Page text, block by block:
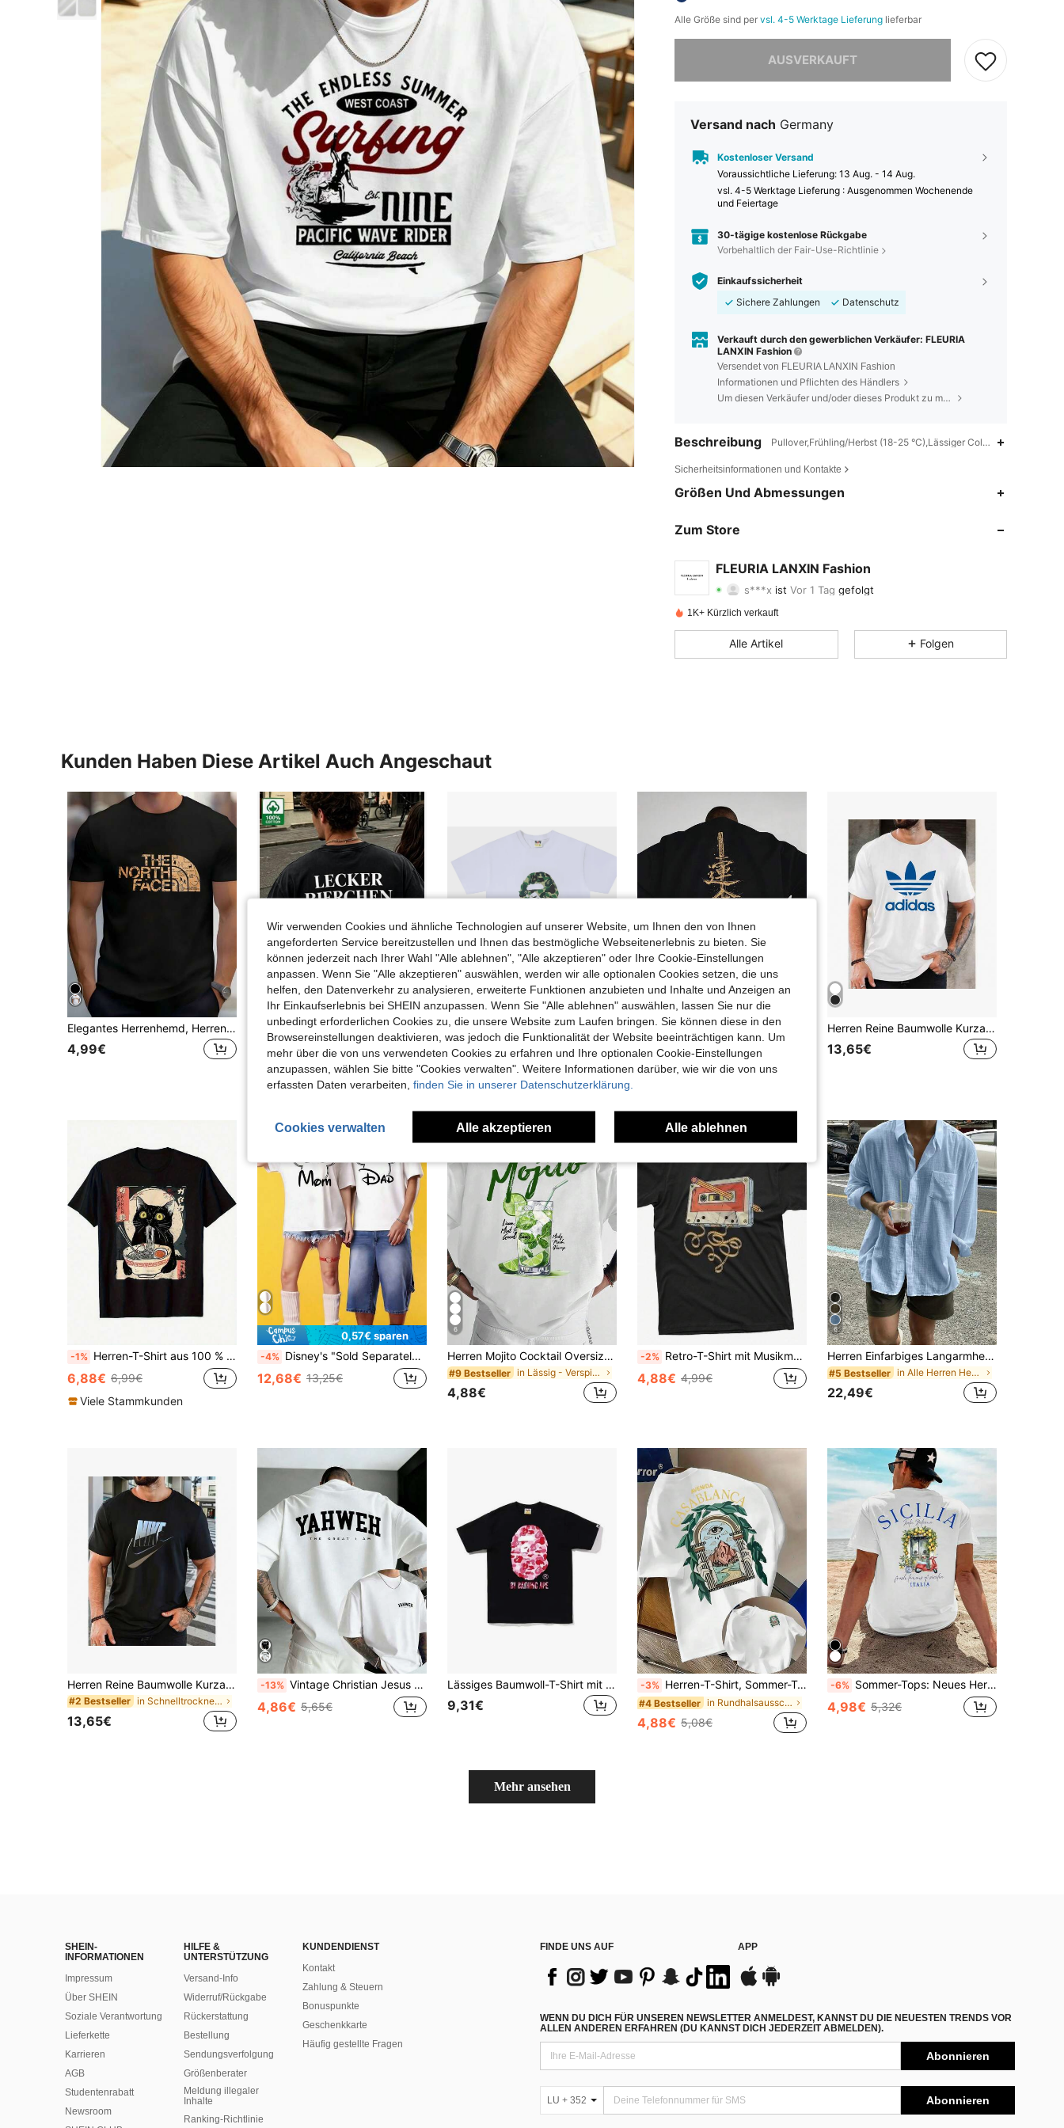
Alle Größe sind per vsl. 4-5 Werktage Lieferung lieferbar
AUSVERKAUFT
Versand nach Germany
Kostenloser Versand
Voraussichtliche Lieferung: 13 Aug. - 14 Aug.
vsl. 4-5 Werktage Lieferung : Ausgenommen Wochenende
und Feiertage
30-tägige kostenlose Rückgabe
Vorbehaltlich der Fair-Use-Richtlinie
Einkaufssicherheit
Sichere Zahlungen
Datenschutz
Verkauft durch den gewerblichen Verkäufer: FLEURIA
LANXIN Fashion
Versendet von FLEURIA LANXIN Fashion
Informationen und Pflichten des Händlers
Um diesen Verkäufer und/oder dieses Produkt zu melden
Beschreibung Pullover,Frühling/Herbst (18-25 °C),Lässiger College-Stil
Sicherheitsinformationen und Kontakte
Größen Und Abmessungen
Zum Store
FLEURIA LANXIN Fashion
4,66
4,66 Bewertung 621Artikel 83
4,66 621 83
4,66
1K+ Kürzlich verkauft
Alle Artikel Folgen
Kunden Haben Diese Artikel Auch Angeschaut
Elegantes Herrenhemd, Herrenoberteile, T-Shirt, Sommeroutfit, Damen-Sommeroutfit, Herrenhemd, Herren-Sommeroutfit, Herren-T-Shirt
4,99€
-13% Vintage-Herrenhemd aus gewaschener Baumwolle mit kurzen Ärmeln und Rundhalsausschnitt, Retro-Streetstyle, geeignet für Freizeit, Sport und Ausgehen, Sommeroberteil
#8 Bestseller
4,89€ 5,65€
Unisex-T-Shirt minimalistischer Campus-Stil 2026 B.A.P.E. Camouflage-Kontur einfarbig bequem Porträt Y2K T-Shirt 100 % Baumwolle schönes Geschenk für Skate-Kumpels
8,03€
-1% Herren-T-Shirt aus 100 % Baumwolle (180 g/m²), bedruckt mit Samurai-Schwert und japanischem Kanji-Zeichen für "Schicksal". Atmungsaktives Strick-T-Shirt mit Rundhalsausschnitt und kurzen Ärmeln. Lässige Streetw
6,88€ 6,99€
Herren Reine Baumwolle Kurzarm T-Shirt Rundhalsausschnitt Casual Sommer atmungsaktiv weich Regular Fit Klassisch Alltags Tragen Urlaubsgeschenk für ihn Vatertag Geburtstag Jahrestag Geschenk Leicht Bequem Vielseitig Einfach zu kombinieren Unverzichtbares Kleidungsstück für den Alltag Perfekt für Outdoor-Aktivitäten Casual Ausflüge Loungewear Urlaub Täglicher Gebrauch Hochwertige natürliche Baumwollqualität hautfreundlich langanhaltend Modischer Basis T-Shirt für Herren Ideales Geschenk für Freund Ehemann Sohn Bruder männliche Freunde Bequem den ganzen Tag zu tragen Geeignet für verschiedene Anlässe
13,65€
-1% Herren-T-Shirt aus 100 % Baumwolle (180 g/m²), Vintage-Print mit japanischer schwarzer Katze beim Ramen-Essen, Rundhalsausschnitt, Kurzarm, atmungsaktives Streetwear-Top in regulärer Passform für Katzen- und An
6,88€ 6,99€
Viele Stammkunden
0,57€ sparen
-4% Disney's "Sold Separately" series of short-sleeved couple's T-shirts feature a Mickey Mouse silhouette and the words "DAD MOM" printed on the front.
12,68€ 13,25€
6
Herren Mojito Cocktail Oversized T-Shirt mit Rückendruck Limette Minze Sommergetränk Grafik Rundhalsausschnitt Kurzarm Lässig Urlaubs-Shirt
#9 Bestseller in Lässig - Verspielt & Niedlich Herren Oberteile
4,88€
-2% Retro-T-Shirt mit Musikmotiven und Abbildungen von Kassetten aus den 80er und 90er Jahren – perfekt als nostalgisches Geschenk für ein sommerliches Damenoutfit.
4,88€ 4,99€
6
Herren Einfarbiges Langarmhemd mit einer Tasche, locker geschnitten, lässig, Große Größen, geeignet für Herbst, Smart Casual
#5 Bestseller in Alle Herren Hemden
22,49€
Herren Reine Baumwolle Kurzarm T-Shirt Lässiger Alltags Sommer Tragen Atmungsaktiv Locker Sitzend Klassischer Rundhals Streetwear Basic Tee Weicher Komfortabler Stoff Urlaubsgeschenkideen Vatertags Geschenk Geburtstagsgeschenk für Ihn Leicht Strapazierfähig Leicht zu Kombinieren Kleiderschrank Essentiell Herren Bekleidung Geeignet für Outdoor Aktivitäten Hauskleidung Treffen mit Freunden Tägliches Outfit Oberteil
#2 Bestseller in Schnelltrocknend Herren Oberteile
13,65€
-13% Vintage Christian Jesus T-Shirt, Religious God Yahweh Faith Doppelseitig Bedruckt, 220g 100% Baumwolle Loose Fit Bible Verses Unisex
4,86€ 5,65€
Lässiges Baumwoll-T-Shirt mit Rundhalsausschnitt, Pink Camo Ape Head, glattes Kurzarm-Oberteil mit klarem, nicht verblassendem Grafikdruck
9,31€
-3% Herren-T-Shirt, Sommer-Tops mit Buchstabenprint, lässiges Herren-T-Shirt – modisches, doppelseitiges Grafik-T-Shirt, bequemes Polyestergewebe, Rundhalsausschnitt, Streetwear
#4 Bestseller in Rundhalsausschnitt Herren T-Shirts
4,88€ 5,08€
-6% Sommer-Tops: Neues Herren-T-Shirt aus reiner Baumwolle mit Rundhalsausschnitt und kurzem Arm, mit Sizilianischem Zitronen-Print, für Strandurlaub, lässig, bequem, weich, atmungsaktiv, ein Sommer
4,98€ 5,32€
Mehr ansehen
SHEIN-
INFORMATIONEN
Impressum
Über SHEIN
Soziale Verantwortung
Lieferkette
Karrieren
AGB
Studentenrabatt
Newsroom
HILFE &
UNTERSTÜTZUNG
Versand-Info
Widerruf/Rückgabe
Rückerstattung
Bestellung
Sendungsverfolgung
Größenberater
Meldung illegaler
Inhalte
Ranking-Richtlinie
KUNDENDIENST
Kontakt
Zahlung & Steuern
Bonuspunkte
Geschenkkarte
Häufig gestellte Fragen
FINDE UNS AUF APP
WENN DU DICH FÜR UNSEREN NEWSLETTER ANMELDEST, KANNST DU DIE NEUESTEN TRENDS VOR
ALLEN ANDEREN ERFAHREN (DU KANNST DICH JEDERZEIT ABMELDEN).
Abonnieren
LU + 352 Abonnieren
Wir verwenden Cookies und ähnliche Technologien auf unserer Website, um Ihnen den von Ihnen
angeforderten Service bereitzustellen und Ihnen das bestmögliche Webseitenerlebnis zu bieten. Sie
können jederzeit nach Ihrer Wahl "Alle ablehnen", "Alle akzeptieren" oder Ihre Cookie-Einstellungen
anpassen. Wenn Sie "Alle akzeptieren" auswählen, werden wir alle optionalen Cookies setzen, die uns
helfen, den Datenverkehr zu analysieren, erweiterte Funktionen anzubieten und Inhalte und Anzeigen an
Ihr Einkaufserlebnis bei SHEIN anzupassen. Wenn Sie "Alle ablehnen" auswählen, lassen Sie nur die
unbedingt erforderlichen Cookies zu, die unsere Website zum Laufen bringen. Sie können diese in den
Browsereinstellungen deaktivieren, was jedoch die Funktionalität der Website beeinträchtigen kann. Um
mehr über die von uns verwendeten Cookies zu erfahren und Ihre optionalen Cookie-Einstellungen
anzupassen, wählen Sie bitte "Cookies verwalten". Weitere Informationen darüber, wie wir die von uns
erfassten Daten verarbeiten, finden Sie in unserer Datenschutzerklärung.
Cookies verwalten Alle akzeptieren Alle ablehnen